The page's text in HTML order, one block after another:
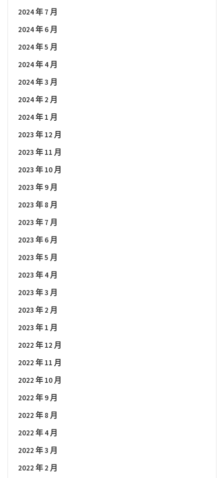
2024 年 7 月
2024 年 6 月
2024 年 5 月
2024 年 4 月
2024 年 3 月
2024 年 2 月
2024 年 1 月
2023 年 12 月
2023 年 11 月
2023 年 10 月
2023 年 9 月
2023 年 8 月
2023 年 7 月
2023 年 6 月
2023 年 5 月
2023 年 4 月
2023 年 3 月
2023 年 2 月
2023 年 1 月
2022 年 12 月
2022 年 11 月
2022 年 10 月
2022 年 9 月
2022 年 8 月
2022 年 4 月
2022 年 3 月
2022 年 2 月